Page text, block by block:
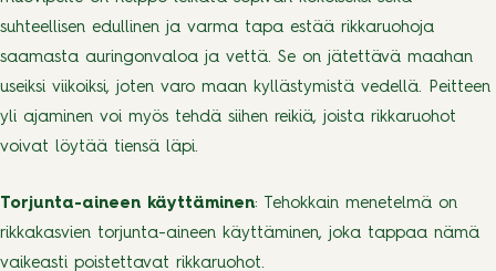
suhteellisen edullinen ja varma tapa estää rikkaruohoja
saamasta auringonvaloa ja vettä. Se on jätettävä maahan
useiksi viikoiksi, joten varo maan kyllästymistä vedellä. Peitteen
yli ajaminen voi myös tehdä siihen reikiä, joista rikkaruohot
voivat löytää tiensä läpi.
Torjunta-aineen käyttäminen: Tehokkain menetelmä on
rikkakasvien torjunta-aineen käyttäminen, joka tappaa nämä
vaikeasti poistettavat rikkaruohot.